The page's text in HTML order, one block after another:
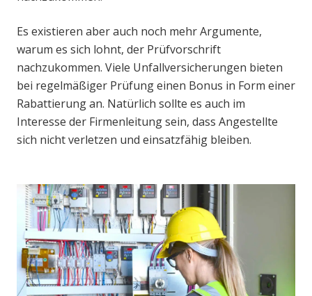
Es existieren aber auch noch mehr Argumente,
warum es sich lohnt, der Prüfvorschrift
nachzukommen. Viele Unfallversicherungen bieten
bei regelmäßiger Prüfung einen Bonus in Form einer
Rabattierung an. Natürlich sollte es auch im
Interesse der Firmenleitung sein, dass Angestellte
sich nicht verletzen und einsatzfähig bleiben.